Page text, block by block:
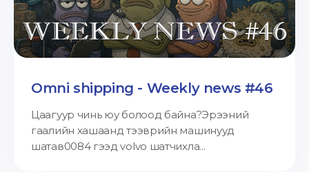
Omni shipping - Weekly news #46
Цаагуур чинь юу болоод байна?Эрээний
гаалийн хашаанд тээврийн машинууд
шатав0084 гээд volvo шатчихла...